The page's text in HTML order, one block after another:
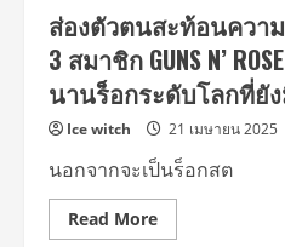
ตำ
นา
นร็
อก
ระดับ
โลก
ที่
ยัง
มี
ลม
13
พ.ค.นี้
ส่องตัวตนสะท้อนควา
3 สมาชิก GUNS N’
นานร็อกระดับโลกที่ยั
Ice witch 21 เมษายน 2025
นอกจากจะเป็นร็อกสต
Read MoreRead
more